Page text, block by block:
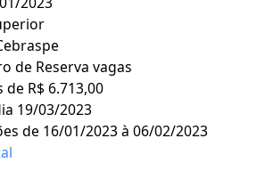
de Reserva vagas
de R$ 6.713,00
19/03/2023
de 16/01/2023 à 06/02/2023